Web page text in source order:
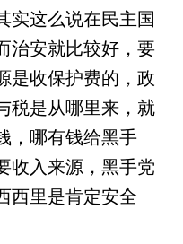
实这么说在民主国
治安就比较好，要
是收保护费的，政
税是从哪里来，就
，哪有钱给黑手
收入来源，黑手党
西里是肯定安全